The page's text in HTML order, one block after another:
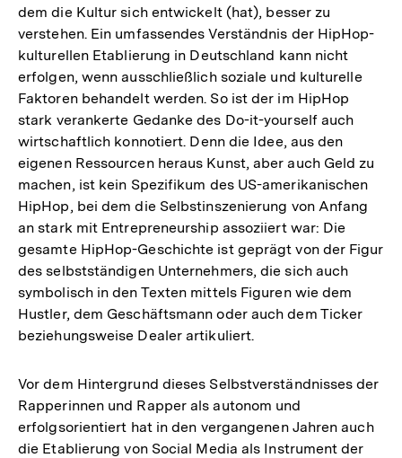
dem die Kultur sich entwickelt (hat), besser zu
verstehen. Ein umfassendes Verständnis der HipHop-
kulturellen Etablierung in Deutschland kann nicht
erfolgen, wenn ausschließlich soziale und kulturelle
Faktoren behandelt werden. So ist der im HipHop
stark verankerte Gedanke des Do-it-yourself auch
wirtschaftlich konnotiert. Denn die Idee, aus den
eigenen Ressourcen heraus Kunst, aber auch Geld zu
machen, ist kein Spezifikum des US-amerikanischen
HipHop, bei dem die Selbstinszenierung von Anfang
an stark mit Entrepreneurship assoziiert war: Die
gesamte HipHop-Geschichte ist geprägt von der Figur
des selbstständigen Unternehmers, die sich auch
symbolisch in den Texten mittels Figuren wie dem
Hustler, dem Geschäftsmann oder auch dem Ticker
beziehungsweise Dealer artikuliert.
Vor dem Hintergrund dieses Selbstverständnisses der
Rapperinnen und Rapper als autonom und
erfolgsorientiert hat in den vergangenen Jahren auch
die Etablierung von Social Media als Instrument der